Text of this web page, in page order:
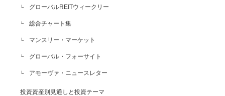
グローバルREITウィークリー
総合チャート集
マンスリー・マーケット
グローバル・フォーサイト
アモーヴァ・ニュースレター
投資資産別見通しと投資テーマ